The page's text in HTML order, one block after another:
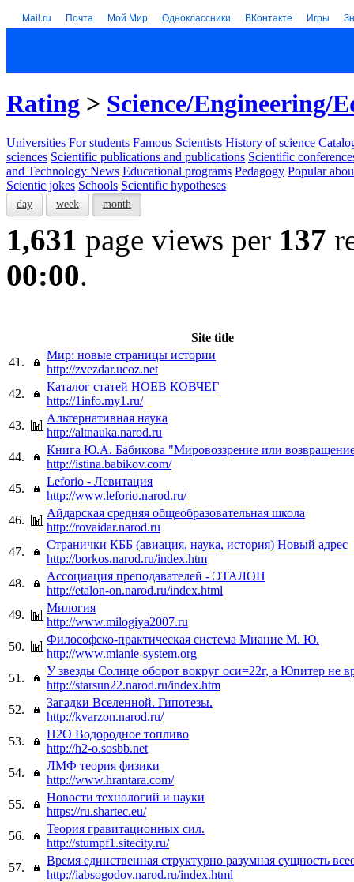
Mail.ru Почта Мой Мир Одноклассники ВКонтакте Игры
Rating > Science/Engineering/
Universities For students Famous Scientists History of science
sciences Scientific publications and publications Scientific
and Technology News Educational programs Pedagogy Popular
Scientic jokes Schools Scientific hypotheses
day week month
1,631 page views per 137
00:00.
Site title
41.
Мир: новые страницы истории
http://zvezdar.ucoz.net
42.
Каталог статей НОЕВ КОВЧЕГ
http://1info.my1.ru/
43.
Альтернативная наука
http://altnauka.narod.ru
44.
Книга Ю.А. Бабикова "Мировоззрение или
http://istina.babikov.com/
45.
Leforio - Левитация
http://www.leforio.narod.ru/
46.
Айдарская средняя общеобразовательная школа
http://rovaidar.narod.ru
47.
Странички КББ (авиация, наука, история) Новый адрес
http://borkos.narod.ru/index.htm
48.
Ассоциация преподавателей - ЭТАЛОН
http://etalon-on.narod.ru/index.html
49.
Милогия
http://www.milogiya2007.ru
50.
Философско-практическая система Миание М. Ю.
http://www.mianie-system.org
51.
У звезды Солнце оборот вокруг оси=22г, а Юпитер не
http://starsun22.narod.ru/index.htm
52.
Загадки Вселенной. Гипотезы.
http://kvarzon.narod.ru/
53.
H2O Водородное топливо
http://h2-o.sosbb.net
54.
ЛМФ теория физики
http://www.hrantara.com/
55.
Новости технологий и науки
https://ru.shartec.eu/
56.
Теория гравитационных сил.
http://stumpf1.sitecity.ru/
57.
Время единственная структурно разумная сущность
http://iabsogodov.narod.ru/index.html